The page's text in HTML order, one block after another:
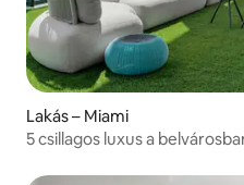
Lakás – Miami
5 csillagos luxus a